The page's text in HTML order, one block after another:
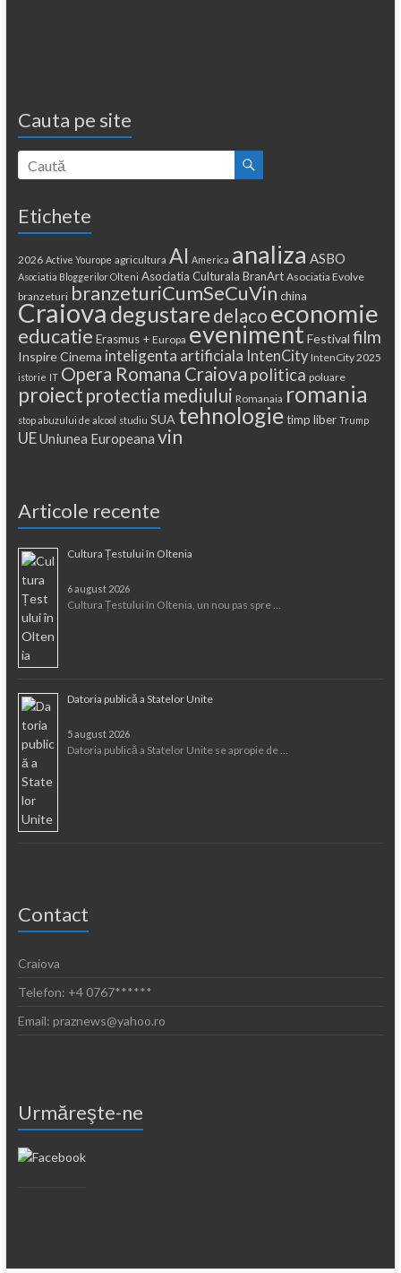
Cauta pe site
Etichete
2026 Active Yourope agricultura AI America analiza ASBO
Asociatia Bloggerilor Olteni Asociatia Culturala BranArt Asociatia Evolve
branzeturi branzeturiCumSeCuVin china
Craiova degustaredelaco economie
educatie Erasmus + Europa eveniment Festival film
Inspire Cinema inteligenta artificiala IntenCity IntenCity 2025
istorie IT Opera Romana Craiova politica poluare
proiect protectia mediului Romanaia romania
stop abuzului de alcool studiu SUA tehnologie timp liber Trump
UEUniunea Europeana vin
Articole recente
Cultura Țestului în Oltenia
6 august 2026
Cultura Țestului în Oltenia, un nou pas spre …
Datoria publică a Statelor Unite
5 august 2026
Datoria publică a Statelor Unite se apropie de …
Contact
Craiova
Telefon: +4 0767******
Email: praznews@yahoo.ro
Urmăreşte-ne